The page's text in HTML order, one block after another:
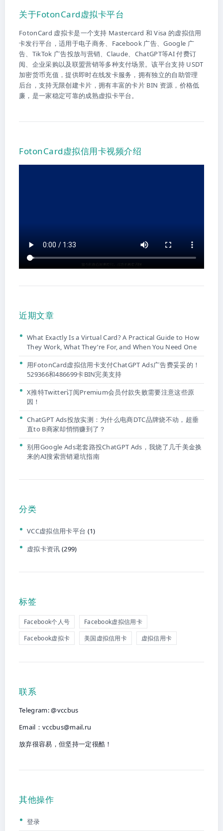
关于FotonCard虚拟卡平台
FotonCard 虚拟卡是一个支持 Mastercard 和 Visa 的虚拟信用
卡发行平台，适用于电子商务、Facebook 广告、Google 广
告、TikTok 广告投放与营销、Claude、ChatGPT等AI 付费订
阅、企业采购以及联盟营销等多种支付场景。该平台支持 USDT
加密货币充值，提供即时在线发卡服务，拥有独立的自助管理
后台，支持无限创建卡片，拥有丰富的卡片 BIN 资源，价格低
廉，是一家稳定可靠的成熟虚拟卡平台。
FotonCard虚拟信用卡视频介绍
近期文章
What Exactly Is a Virtual Card? A Practical Guide to How
They Work, What They’re For, and When You Need One
用FotonCard虚拟信用卡支付ChatGPT Ads广告费妥妥的！
529366和486699卡BIN完美支持
X推特Twitter订阅Premium会员付款失败需要注意这些原
因！
ChatGPT Ads投放实测：为什么电商DTC品牌烧不动，超垂
直to B商家却悄悄赚到了？
别用Google Ads老套路投ChatGPT Ads，我烧了几千美金换
来的AI搜索营销避坑指南
分类
VCC虚拟信用卡平台 (1)
虚拟卡资讯 (299)
标签
Facebook个人号
Facebook虚拟信用卡
Facebook虚拟卡
美国虚拟信用卡 虚拟信用卡
联系
Telegram: @vccbus
Email： vccbus@mail.ru
放弃很容易，但坚持一定很酷！
其他操作
登录